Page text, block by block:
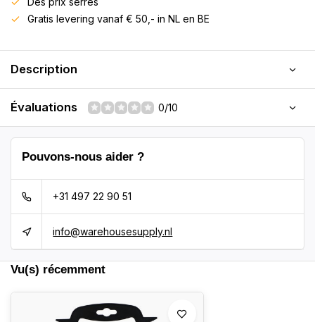
Gratis levering vanaf € 50,- in NL en BE
Description
Évaluations 0/10
Pouvons-nous aider ?
+31 497 22 90 51
info@warehousesupply.nl
Vu(s) récemment